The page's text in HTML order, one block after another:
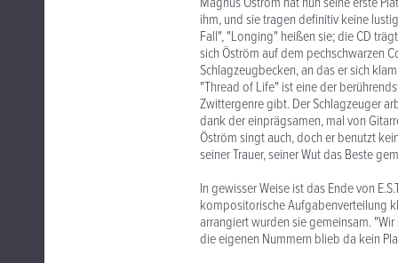
ihm, und sie tragen definitiv keine
Fall", "Longing" heißen sie; die CD
sich Öström auf dem pechschwarzen
Schlagzeugbecken, an das er sich
"Thread of Life" ist eine der
Zwittergenre gibt. Der Schlagzeuger
dank der einprägsamen, mal von
Öström singt auch, doch er benutzt
seiner Trauer, seiner Wut das Beste
In gewisser Weise ist das Ende von
kompositorische Aufgabenverteilung
arrangiert wurden sie gemeinsam.
die eigenen Nummern blieb da kein